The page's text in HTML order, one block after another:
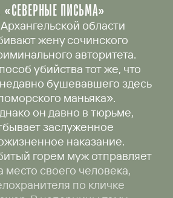
«СЕВЕРНЫЕ ПИСЬМА»
области
жену сочинского
авторитета.
убийства тот же, что
бушевавшего здесь
маньяка».
он давно в тюрьме,
заслуженное
наказание.
горем муж отправляет
место своего человека,
по кличке